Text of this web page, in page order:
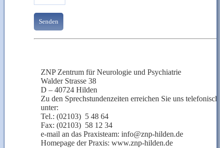
ZNP Zentrum für Neurologie und Psychiatrie
Walder Strasse 38
D – 40724 Hilden
Zu den Sprechstundenzeiten erreichen Sie uns telefonisch
unter:
Tel.: (02103) 5 48 64
Fax: (02103) 58 12 34
e-mail an das Praxisteam: info@znp-hilden.de
Homepage der Praxis: www.znp-hilden.de